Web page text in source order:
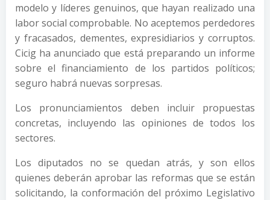
modelo y líderes genuinos, que hayan realizado una
labor social comprobable. No aceptemos perdedores
y fracasados, dementes, expresidiarios y corruptos.
Cicig ha anunciado que está preparando un informe
sobre el financiamiento de los partidos políticos;
seguro habrá nuevas sorpresas.
Los pronunciamientos deben incluir propuestas
concretas, incluyendo las opiniones de todos los
sectores.
Los diputados no se quedan atrás, y son ellos
quienes deberán aprobar las reformas que se están
solicitando, la conformación del próximo Legislativo